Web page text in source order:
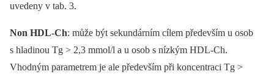
uvedeny v tab. 3.
Non HDL-Ch: může být sekundárním cílem především u osob
s hladinou Tg > 2,3 mmol/l a u osob s nízkým HDL-Ch.
Vhodným parametrem je ale především při koncentraci Tg >